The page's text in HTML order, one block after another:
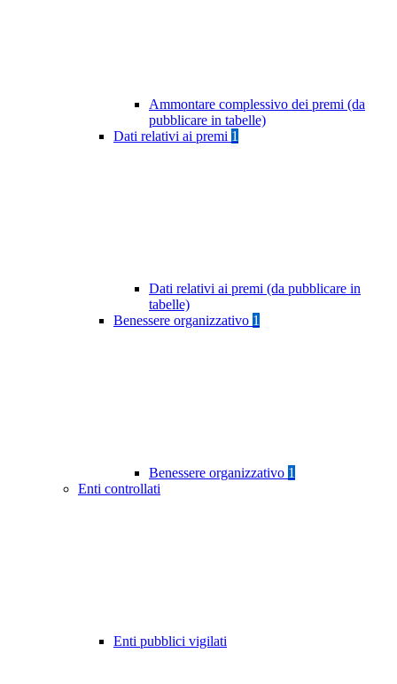
Ammontare complessivo dei premi (da
pubblicare in tabelle)
Dati relativi ai premi 1
Dati relativi ai premi (da pubblicare in
tabelle)
Benessere organizzativo 1
Benessere organizzativo 1
Enti controllati
Enti pubblici vigilati